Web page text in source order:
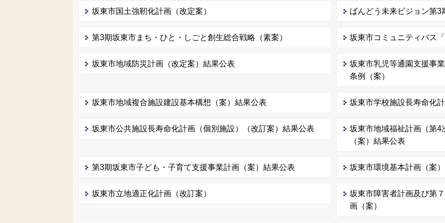
坂東市国土強靭化計画（改定案） ばんどう未来ビジョン第
第3期坂東市まち・ひと・しごと創生総合戦略（素案） 坂東市コミュニティバス
坂東市地域防災計画（改定案）結果公表
坂東市乳児等通園支援事
条例（案）
坂東市地域複合施設建設基本構想（案）結果公表 坂東市学校施設長寿命化
坂東市公共施設長寿命化計画（個別施設）（改訂案）結果公表
坂東市地域福祉計画（第
（案）結果公表
第3期坂東市子ども・子育て支援事業計画（案）結果公表 坂東市環境基本計画（案
坂東市立地適正化計画（改訂案）
坂東市障害者計画及び第
画（案）